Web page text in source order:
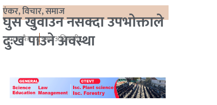
एंकर,विचार,समाज
घुस खुवाउन नसक्दा उपभोक्ताले
दुःख पाउने अवस्था
२०८१ चैत्र १६अमर अधिकारी